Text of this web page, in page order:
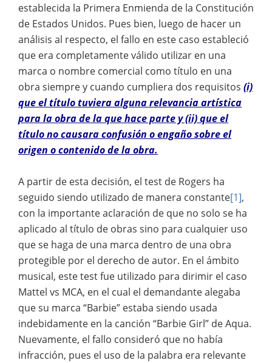
establecida la Primera Enmienda de la Constitución
de Estados Unidos. Pues bien, luego de hacer un
análisis al respecto, el fallo en este caso estableció
que era completamente válido utilizar en una
marca o nombre comercial como título en una
obra siempre y cuando cumpliera dos requisitos (i)
que el título tuviera alguna relevancia artística
para la obra de la que hace parte y (ii) que el
título no causara confusión o engaño sobre el
origen o contenido de la obra.
A partir de esta decisión, el test de Rogers ha
seguido siendo utilizado de manera constante[1],
con la importante aclaración de que no solo se ha
aplicado al título de obras sino para cualquier uso
que se haga de una marca dentro de una obra
protegible por el derecho de autor. En el ámbito
musical, este test fue utilizado para dirimir el caso
Mattel vs MCA, en el cual el demandante alegaba
que su marca “Barbie” estaba siendo usada
indebidamente en la canción “Barbie Girl” de Aqua.
Nuevamente, el fallo consideró que no había
infracción, pues el uso de la palabra era relevante